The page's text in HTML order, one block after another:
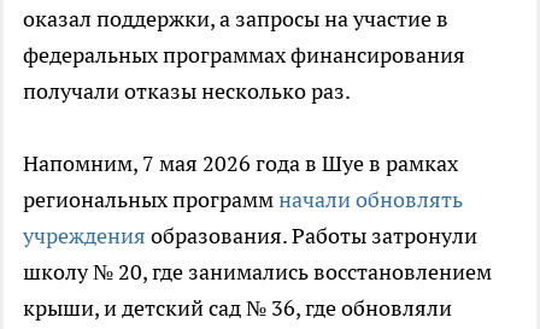
оказал поддержки, а запросы на участие в
федеральных программах финансирования
получали отказы несколько раз.
Напомним, 7 мая 2026 года в Шуе в рамках
региональных программначали обновлять
учреждения образования. Работы затронули
школу № 20, где занимались восстановлением
крыши, и детский сад № 36, где обновляли